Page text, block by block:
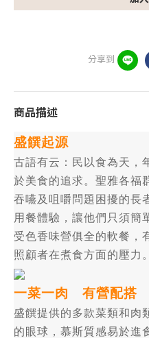
分享到
商品描述
盛饌起源
古語有云：民以食為天，
於美食的追求。聖雅各福
吞嚥及咀嚼問題困擾的長
用餐體驗，讓他們只須簡
受色香味營俱全的軟餐，
照顧者在煮食方面的壓力。
一菜一肉 有營配搭
盛饌提供的多款菜類和肉
的眼球，慕斯質感易於進